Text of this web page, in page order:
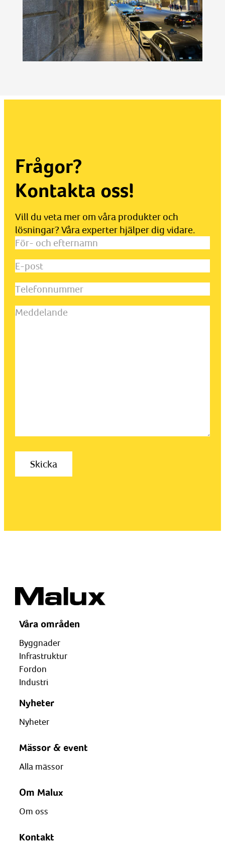
Frågor?
Kontakta oss!
Vill du veta mer om våra produkter och
lösningar? Våra experter hjälper dig vidare.
För-
efternamn
E-
Telefonnummer
Meddelande(Obligatoriskt)
Våra områden
Byggnader
Infrastruktur
Fordon
Industri
Nyheter
Nyheter
Mässor & event
Alla mässor
Om Malux
Om oss
Kontakt